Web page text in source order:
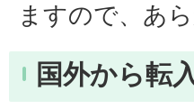
ますので、あ
国外から転